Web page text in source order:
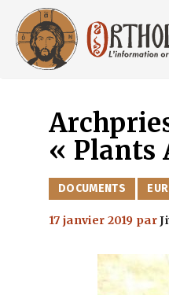
contenu
« Plants
CATÉGORIES
DOCUMENTS
17 janvier 2019 par